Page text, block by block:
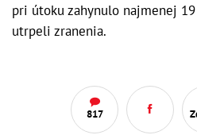
pri útoku zahynulo najmenej
utrpeli zranenia.
817